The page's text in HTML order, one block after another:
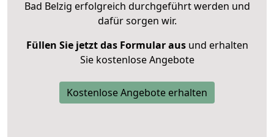
Bad Belzig erfolgreich durchgeführt werden und
dafür sorgen wir.
Füllen Sie jetzt das Formular ausund erhalten
Sie kostenlose Angebote
Kostenlose Angebote erhalten